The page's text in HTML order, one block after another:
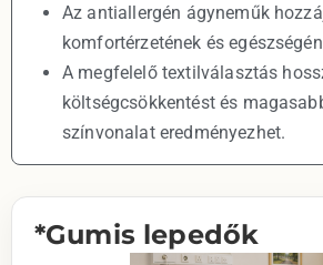
Az antiallergén ágyneműk
komfortérzetének és
A megfelelő textilválasztás
költségcsökkentést és
színvonalat eredményezhet.
*Gumis lepedők